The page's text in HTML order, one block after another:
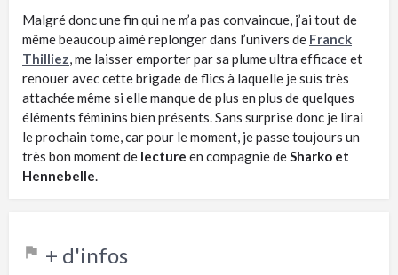
Malgré donc une fin qui ne m’a pas convaincue, j’ai tout de
même beaucoup aimé replonger dans l’univers de Franck
Thilliez , me laisser emporter par sa plume ultra efficace et
renouer avec cette brigade de flics à laquelle je suis très
attachée même si elle manque de plus en plus de quelques
éléments féminins bien présents. Sans surprise donc je lirai
le prochain tome, car pour le moment, je passe toujours un
très bon moment de lecture en compagnie de Sharko et
Hennebelle
+ d'infos